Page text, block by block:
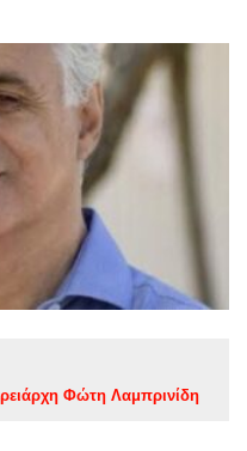
Φώτη Λαμπρινίδη